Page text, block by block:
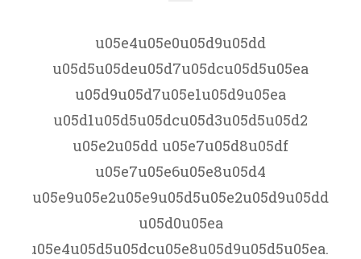
u05e4u05e0u05d9u05dd
u05d5u05deu05d7u05dcu05d5u05ea
u05d9u05d7u05e1u05d9u05ea
u05d1u05d5u05dcu05d3u05d5u05d2
u05e2u05dd u05e7u05d8u05df
u05e7u05e6u05e8u05d4
u05e9u05e2u05e9u05d5u05e2u05d9u05dd
u05d0u05ea